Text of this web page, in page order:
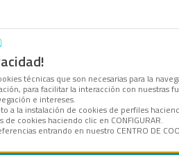
técnicas que son necesarias para la
para facilitar la interacción con
e intereses.
a la instalación de cookies de perfiles
cookies haciendo clic en CONFIGURAR.
entrando en nuestro CENTRO DE